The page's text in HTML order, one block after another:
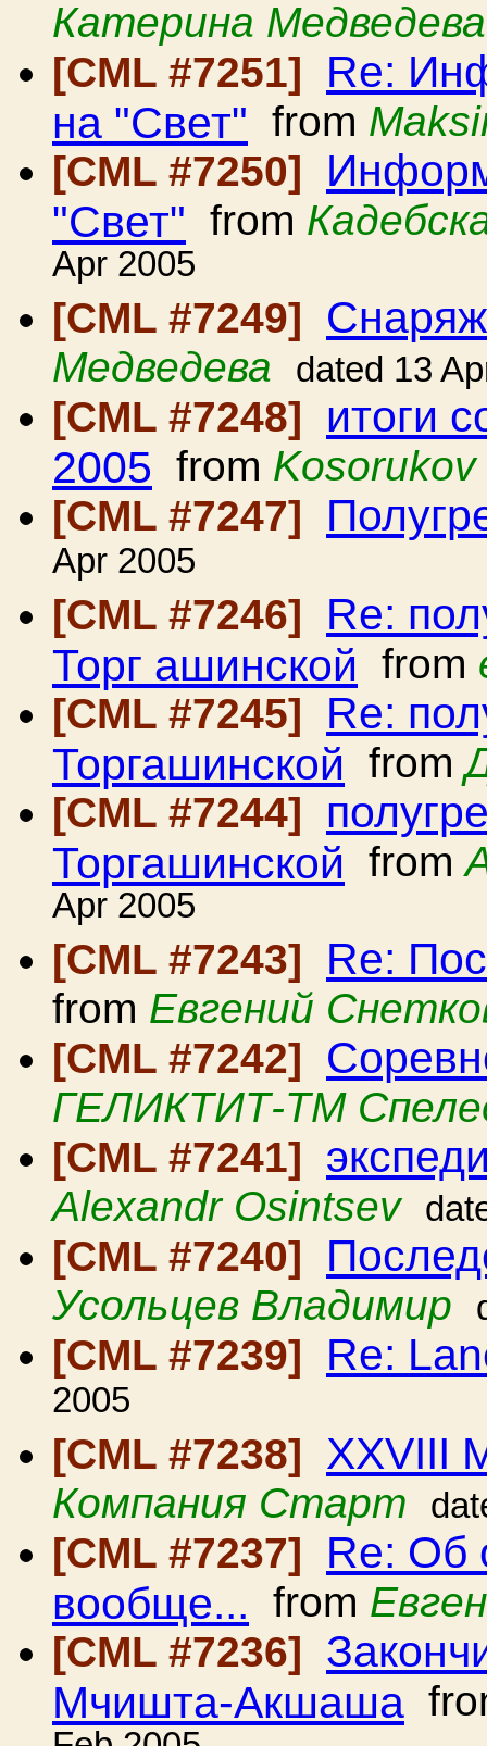
Катерина Медведева
[CML #7251]
Re:
на "Свет" from
[CML #7250]
"Свет" from
Apr 2005
[CML #7249]
Медведева dated 13
[CML #7248] итоги
2005 from Kosorukov
[CML #7247]
Apr 2005
[CML #7246]
Re:
Торг ашинской from
[CML #7245]
Re:
Торгашинской from
[CML #7244]
Торгашинской from
Apr 2005
[CML #7243]
Re:
from Евгений
[CML #7242]
ГЕЛИКТИТ-ТМ
[CML #7241]
Alexandr Osintsev
[CML #7240]
Усольцев Владимир
[CML #7239] Re:
2005
[CML #7238]
XXVIII
Компания Старт
[CML #7237] Re: Об
вообще... from
[CML #7236]
Мчишта-Акшаша